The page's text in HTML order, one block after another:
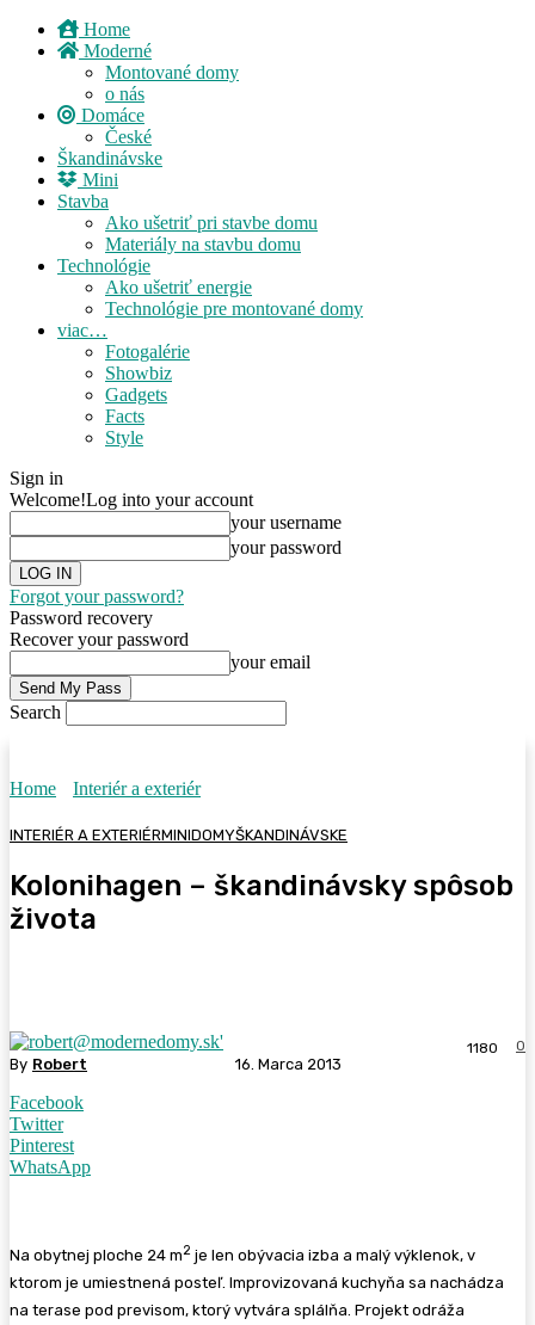
Home
Moderné
Montované domy
o nás
Domáce
České
Škandinávske
Mini
Stavba
Ako ušetriť pri stavbe domu
Materiály na stavbu domu
Technológie
Ako ušetriť energie
Technológie pre montované domy
viac…
Fotogalérie
Showbiz
Gadgets
Facts
Style
Sign in
Welcome!Log into your account
your username
your password
Forgot your password?
Password recovery
Recover your password
your email
Search
Home Interiér a exteriér
INTERIÉR A EXTERIÉRMINIDOMYŠKANDINÁVSKE
Kolonihagen – škandinávsky spôsob
života
By Robert 16. Marca 2013
0
1180
Facebook
Twitter
Pinterest
WhatsApp
Na obytnej ploche 24 m2 je len obývacia izba a malý výklenok, v
ktorom je umiestnená posteľ. Improvizovaná kuchyňa sa nachádza
na terase pod previsom, ktorý vytvára splálňa. Projekt odráža